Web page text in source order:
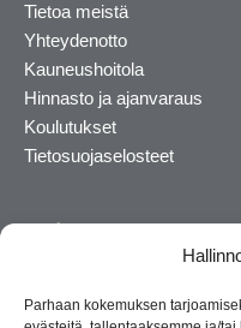
Parhaan kokemuksen
Tietoa meistä
Yhteydenotto
Kauneushoitola
Hinnasto ja ajanvaraus
Koulutukset
Tietosuojaselosteet